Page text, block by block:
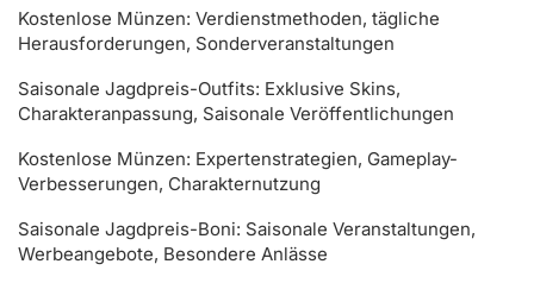
Kostenlose Münzen: Verdienstmethoden, tägliche
Herausforderungen, Sonderveranstaltungen
Saisonale Jagdpreis-Outfits: Exklusive Skins,
Charakteranpassung, Saisonale Veröffentlichungen
Kostenlose Münzen: Expertenstrategien, Gameplay-
Verbesserungen, Charakternutzung
Saisonale Jagdpreis-Boni: Saisonale Veranstaltungen,
Werbeangebote, Besondere Anlässe